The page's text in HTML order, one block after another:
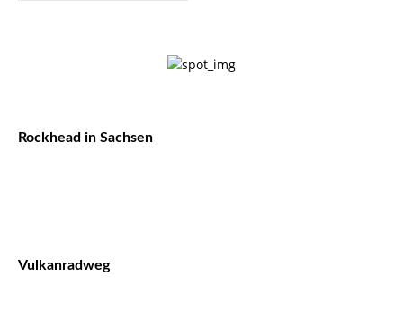
Rockhead in Sachsen
Vulkanradweg